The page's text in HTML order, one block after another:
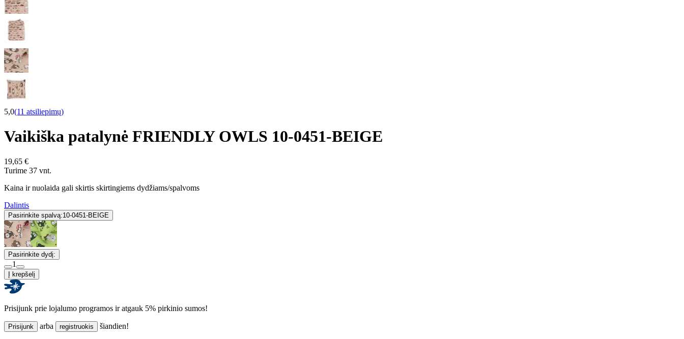
5,0(11 atsiliepimų)
Vaikiška patalynė FRIENDLY OWLS 10-0451-BEIGE
19,65 €
Turime 37 vnt.
Kaina ir nuolaida gali skirtis skirtingiems dydžiams/spalvoms
Dalintis
Pasirinkite spalvą:10-0451-BEIGE
Pasirinkite dydį:
1
Į krepšelį
Prisijunk prie lojalumo programos ir atgauk 5% pirkinio sumos!
Prisijunk arba registruokis šiandien!